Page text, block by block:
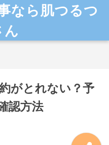
なら肌つるつ
ん
がとれない？予
認方法